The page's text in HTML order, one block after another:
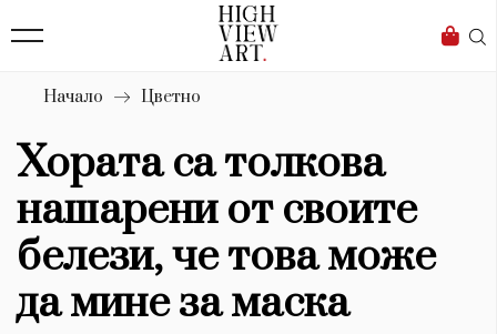
Бизнес
Мода
Dialogue
Изкуство
4340
Красота
777
Начало Цветно
Хората са толкова
нашарени от своите
белези, че това може
да мине за маска